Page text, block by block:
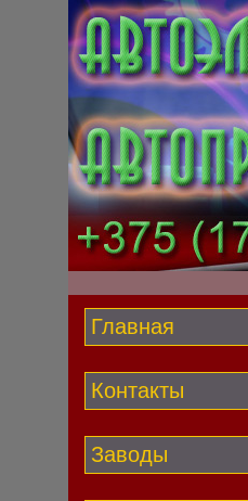
Главная
Контакты
Заводы